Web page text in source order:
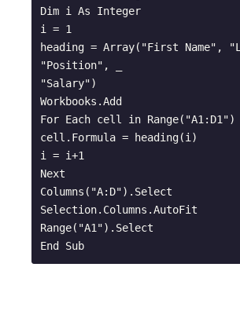
Dim i As Integer
i = 1
heading = Array("First Name",
"Position", _
"Salary")
Workbooks.Add
For Each cell in Range("A1:D1")
cell.Formula = heading(i)
i = i+1
Next
Columns("A:D").Select
Selection.Columns.AutoFit
Range("A1").Select